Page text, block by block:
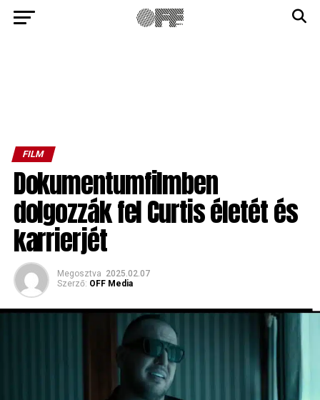
FILM
Dokumentumfilmben
dolgozzák fel Curtis életét és
karrierjét
Megosztva 2025.02.07
Szerző: OFF Media